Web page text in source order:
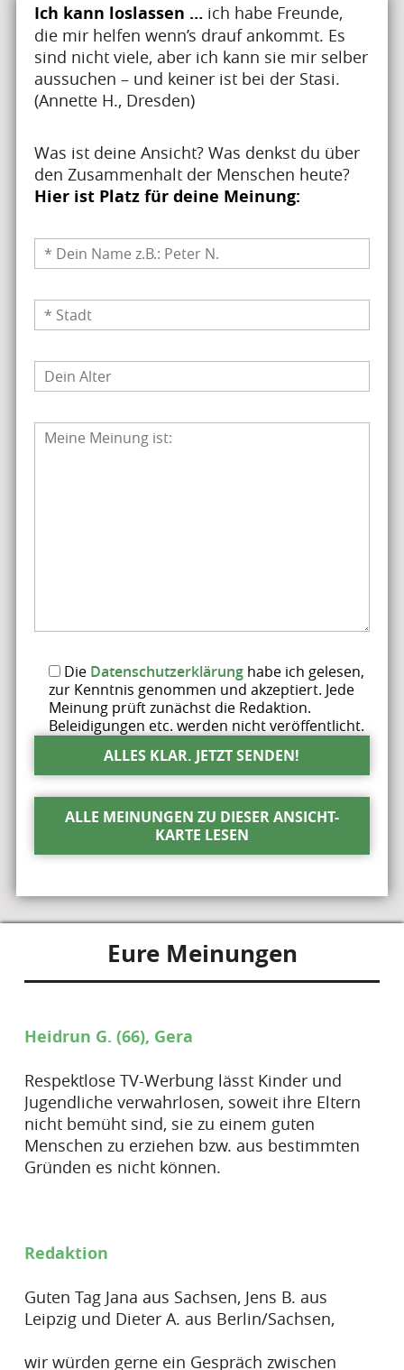
Ich kann loslassen … ich habe Freunde,
die mir helfen wenn’s drauf ankommt. Es
sind nicht viele, aber ich kann sie mir selber
aussuchen – und keiner ist bei der Stasi.
(Annette H., Dresden)
Was ist deine Ansicht? Was denkst du über
den Zusammenhalt der Menschen heute?
Hier ist Platz für deine Meinung:
Die Datenschutzerklärunghabe ich gelesen,
zur Kenntnis genommen und akzeptiert. Jede
Meinung prüft zunächst die Redaktion.
Beleidigungen etc. werden nicht veröffentlicht.
ALLE MEINUNGEN ZU DIESER ANSICHT-
KARTE LESEN
Eure Meinungen
Heidrun G. (66), Gera
Respektlose TV-Werbung lässt Kinder und
Jugendliche verwahrlosen, soweit ihre Eltern
nicht bemüht sind, sie zu einem guten
Menschen zu erziehen bzw. aus bestimmten
Gründen es nicht können.
Redaktion
Guten Tag Jana aus Sachsen, Jens B. aus
Leipzig und Dieter A. aus Berlin/Sachsen,
wir würden gerne ein Gespräch zwischen